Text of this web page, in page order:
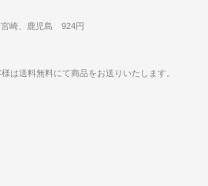
宮崎、鹿児島 924円
は送料無料にて商品をお送りいたします。